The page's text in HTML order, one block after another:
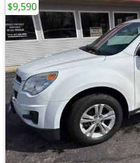
$9,590